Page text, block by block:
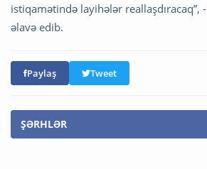
istiqamətində layihələr reallaşdıracaq”,
əlavə edib.
Paylaş Tweet
ŞƏRHLƏR